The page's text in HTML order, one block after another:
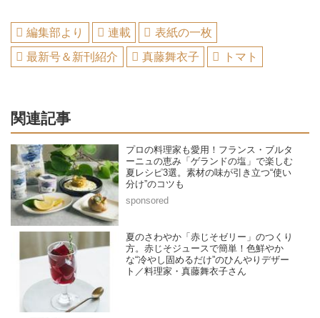
編集部より 連載
表紙の一枚
最新号＆新刊紹介
真藤舞衣子 トマト
関連記事
プロの料理家も愛用！フランス・ブルタ
ーニュの恵み「ゲランドの塩」で楽しむ
夏レシピ3選。素材の味が引き立つ“使い
分け”のコツも
夏のさわやか「赤じそゼリー」のつくり
方。赤じそジュースで簡単！色鮮やか
な“冷やし固めるだけ”のひんやりデザー
ト／料理家・真藤舞衣子さん